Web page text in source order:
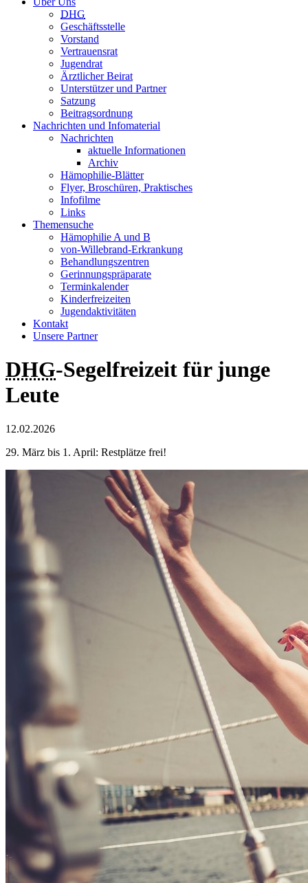
DHG
Geschäftsstelle
Vorstand
Vertrauensrat
Jugendrat
Ärztlicher Beirat
Unterstützer und Partner
Satzung
Beitragsordnung
Nachrichten und Infomaterial
Nachrichten
aktuelle Informationen
Archiv
Hämophilie-Blätter
Flyer, Broschüren, Praktisches
Infofilme
Links
Themensuche
Hämophilie A und B
von-Willebrand-Erkrankung
Behandlungszentren
Gerinnungspräparate
Terminkalender
Kinderfreizeiten
Jugendaktivitäten
Kontakt
Unsere Partner
DHG-Segelfreizeit für junge
Leute
12.02.2026
29. März bis 1. April: Restplätze frei!